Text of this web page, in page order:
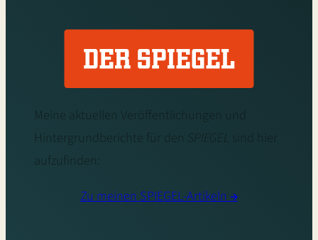
Meine aktuellen Veröffentlichungen und
Hintergrundberichte für den SPIEGEL
sind hier
aufzufinden:
Zu meinen SPIEGEL-Artikeln→